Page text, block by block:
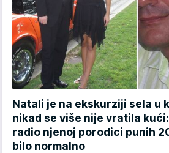
Natali je na ekskurziji sela u
nikad se više nije vratila
radio njenoj porodici punih
bilo normalno